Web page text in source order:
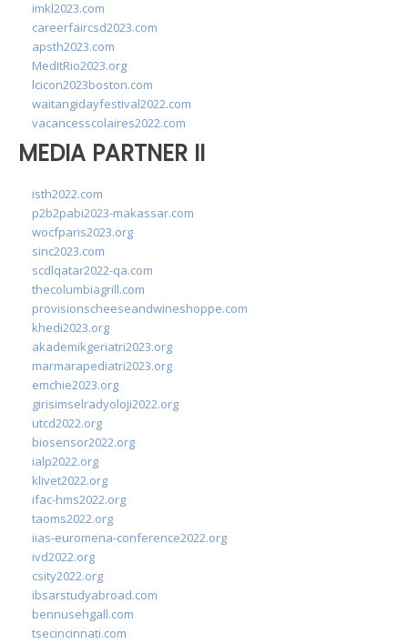
imkl2023.com
careerfaircsd2023.com
apsth2023.com
MedItRio2023.org
lcicon2023boston.com
waitangidayfestival2022.com
vacancesscolaires2022.com
MEDIA PARTNER II
isth2022.com
p2b2pabi2023-makassar.com
wocfparis2023.org
sinc2023.com
scdlqatar2022-qa.com
thecolumbiagrill.com
provisionscheeseandwineshoppe.com
khedi2023.org
akademikgeriatri2023.org
marmarapediatri2023.org
emchie2023.org
girisimselradyoloji2022.org
utcd2022.org
biosensor2022.org
ialp2022.org
klivet2022.org
ifac-hms2022.org
taoms2022.org
iias-euromena-conference2022.org
ivd2022.org
csity2022.org
ibsarstudyabroad.com
bennusehgall.com
tsecincinnati.com